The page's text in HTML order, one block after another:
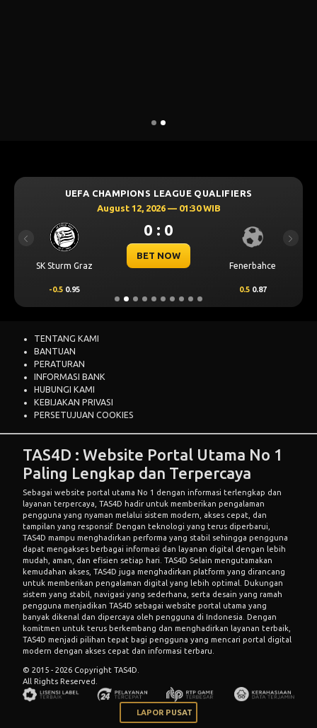
UEFA CHAMPIONS LEAGUE QUALIFIERS
August 12, 2026 — 01:30 WIB
SK Sturm Graz
0 : 0
BET NOW
Fenerbahce
-0.5 0.95 0.5 0.87
Previous Next
TENTANG KAMI
BANTUAN
PERATURAN
INFORMASI BANK
HUBUNGI KAMI
KEBIJAKAN PRIVASI
PERSETUJUAN COOKIES
TAS4D : Website Portal Utama No 1
Paling Lengkap dan Terpercaya
Sebagai website portal utama No 1 dengan informasi terlengkap dan
layanan terpercaya, TAS4D hadir untuk memberikan pengalaman
pengguna yang nyaman melalui sistem modern, akses cepat, dan
tampilan yang responsif. Dengan teknologi yang terus diperbarui,
TAS4D mampu menghadirkan performa yang stabil sehingga pengguna
dapat mengakses berbagai informasi dan layanan digital dengan lebih
mudah, aman, dan efisien setiap hari. TAS4D Selain mengutamakan
kemudahan akses, TAS4D juga menghadirkan platform yang dirancang
untuk memberikan pengalaman digital yang lebih optimal. Dukungan
sistem yang stabil, navigasi yang sederhana, serta desain yang ramah
pengguna menjadikan TAS4D sebagai website portal utama yang
banyak dikenal dan dipercaya oleh pengguna di Indonesia. Dengan
komitmen untuk terus berkembang dan menghadirkan layanan terbaik,
TAS4D menjadi pilihan tepat bagi pengguna yang mencari portal digital
modern dengan akses cepat dan informasi terbaru.
© 2015 - 2026 Copyright TAS4D.
All Rights Reserved.
LAPOR PUSAT